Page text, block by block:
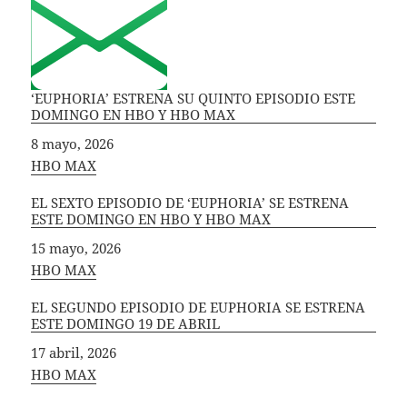
‘EUPHORIA’ ESTRENA SU QUINTO EPISODIO ESTE
DOMINGO EN HBO Y HBO MAX
Fecha
8 mayo, 2026
In relation to
HBO MAX
EL SEXTO EPISODIO DE ‘EUPHORIA’ SE ESTRENA
ESTE DOMINGO EN HBO Y HBO MAX
Fecha
15 mayo, 2026
In relation to
HBO MAX
EL SEGUNDO EPISODIO DE EUPHORIA SE ESTRENA
ESTE DOMINGO 19 DE ABRIL
Fecha
17 abril, 2026
In relation to
HBO MAX